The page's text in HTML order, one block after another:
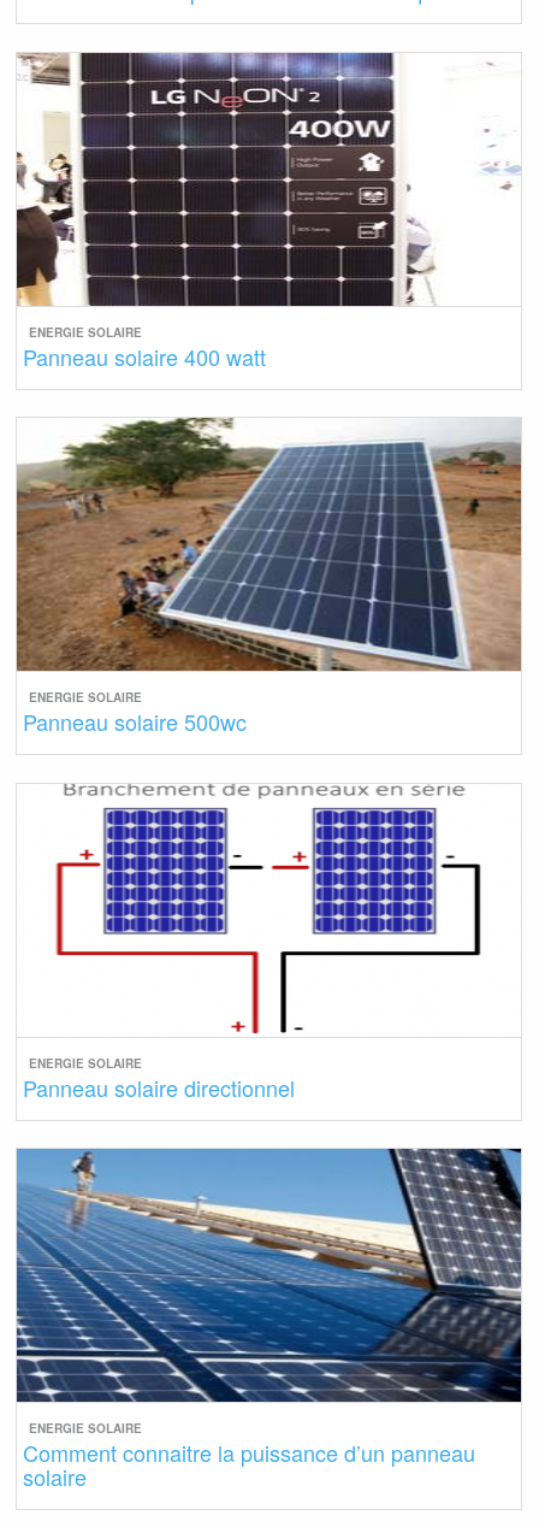
ENERGIE SOLAIRE
Panneau solaire 400 watt
ENERGIE SOLAIRE
Panneau solaire 500wc
ENERGIE SOLAIRE
Panneau solaire directionnel
ENERGIE SOLAIRE
Comment connaitre la puissance d’un panneau
solaire